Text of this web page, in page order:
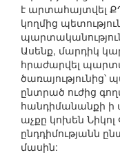
է արտահայտվել
կողմից
Ասենք, մարդիկ
հրաժարվել
ընտրած ուժից
հանդիմանանքի
աչքը կոխեն Նիկոլ
ընդդիմությանն
մասին: